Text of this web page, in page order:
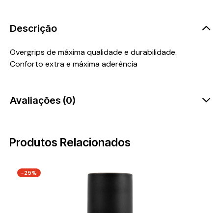
Descrição
Overgrips de máxima qualidade e durabilidade.
Conforto extra e máxima aderência
Avaliações (0)
Produtos Relacionados
-25%